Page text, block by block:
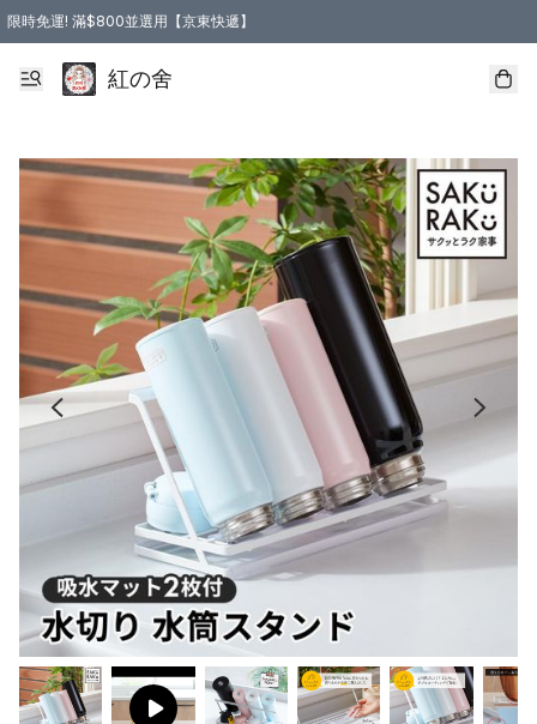
限時免運! 滿$800並選用【京東快遞】
紅の舍